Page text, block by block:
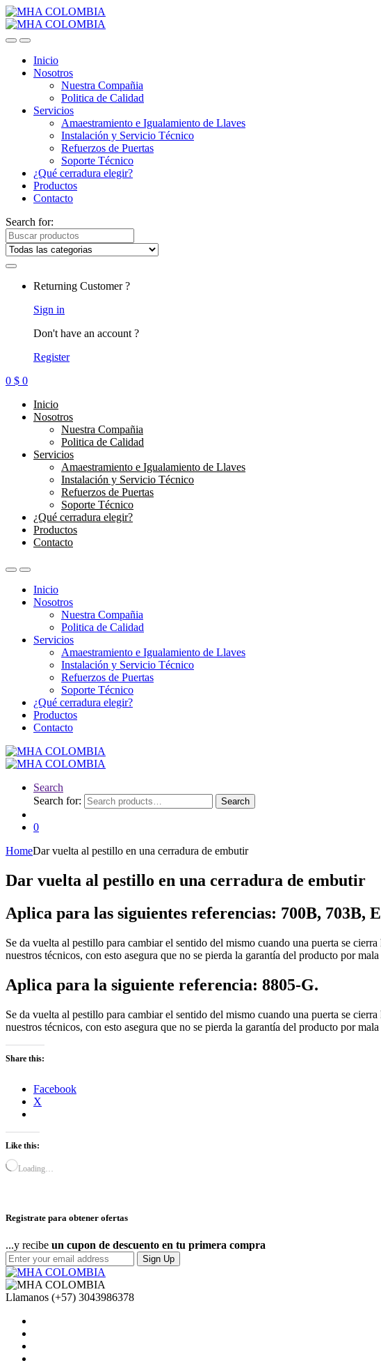
Inicio
Nosotros
Nuestra Compañia
Politica de Calidad
Servicios
Amaestramiento e Igualamiento de Llaves
Instalación y Servicio Técnico
Refuerzos de Puertas
Soporte Técnico
¿Qué cerradura elegir?
Productos
Contacto
Search for:
Returning Customer ?
Sign in
Don't have an account ?
Register
0 $ 0
Inicio
Nosotros
Nuestra Compañia
Politica de Calidad
Servicios
Amaestramiento e Igualamiento de Llaves
Instalación y Servicio Técnico
Refuerzos de Puertas
Soporte Técnico
¿Qué cerradura elegir?
Productos
Contacto
Inicio
Nosotros
Nuestra Compañia
Politica de Calidad
Servicios
Amaestramiento e Igualamiento de Llaves
Instalación y Servicio Técnico
Refuerzos de Puertas
Soporte Técnico
¿Qué cerradura elegir?
Productos
Contacto
Search
Search for:
Search
0
HomeDar vuelta al pestillo en una cerradura de embutir
Dar vuelta al pestillo en una cerradura de embutir
Aplica para las siguientes referencias: 700B, 703B,
Se da vuelta al pestillo para cambiar el sentido del mismo cuando una puerta se
nuestros técnicos, con esto asegura que no se pierda la garantía del producto por
Aplica para la siguiente referencia: 8805-G.
Se da vuelta al pestillo para cambiar el sentido del mismo cuando una puerta se
nuestros técnicos, con esto asegura que no se pierda la garantía del producto por
Share this:
Facebook
X
Like this:
Loading…
Registrate para obtener ofertas
...y recibe un cupon de descuento en tu primera compra
Sign Up
Llamanos (+57) 3043986378